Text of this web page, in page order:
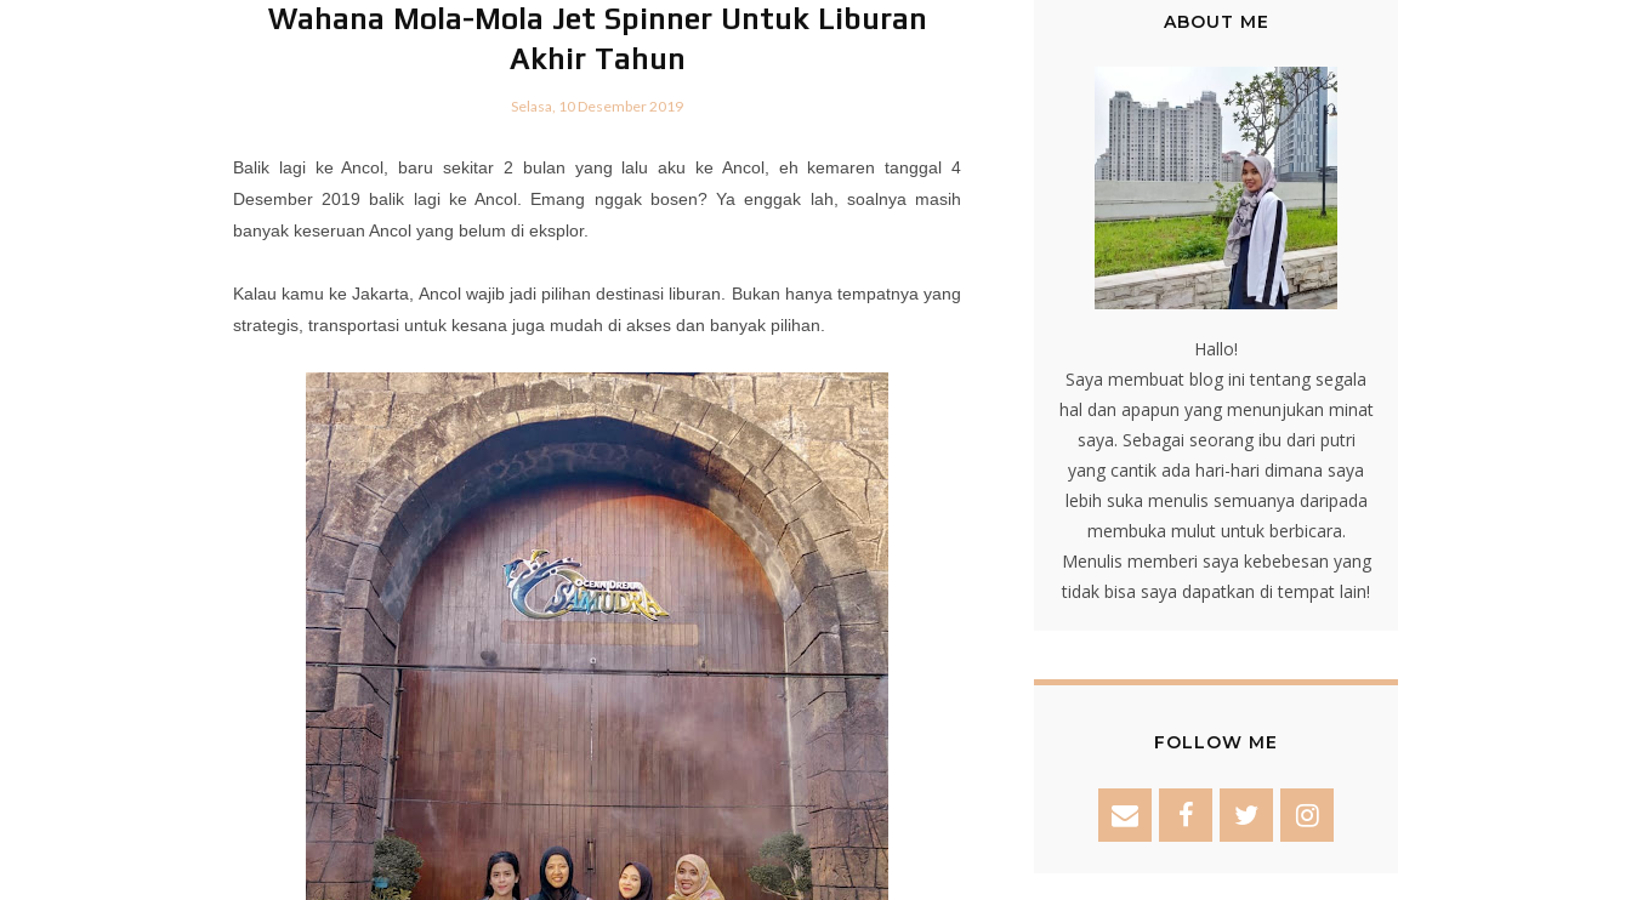
Wahana Mola-Mola Jet Spinner Untuk Liburan
Akhir Tahun
Selasa, 10 Desember 2019
Balik lagi ke Ancol, baru sekitar 2 bulan yang lalu aku ke Ancol, eh kemaren tanggal 4
Desember 2019 balik lagi ke Ancol. Emang nggak bosen? Ya enggak lah, soalnya masih
banyak keseruan Ancol yang belum di eksplor.
Kalau kamu ke Jakarta, Ancol wajib jadi pilihan destinasi liburan. Bukan hanya tempatnya yang
strategis, transportasi untuk kesana juga mudah di akses dan banyak pilihan.
ABOUT ME
Hallo!
Saya membuat blog ini tentang segala
hal dan apapun yang menunjukan minat
saya. Sebagai seorang ibu dari putri
yang cantik ada hari-hari dimana saya
lebih suka menulis semuanya daripada
membuka mulut untuk berbicara.
Menulis memberi saya kebebesan yang
tidak bisa saya dapatkan di tempat lain!
FOLLOW ME